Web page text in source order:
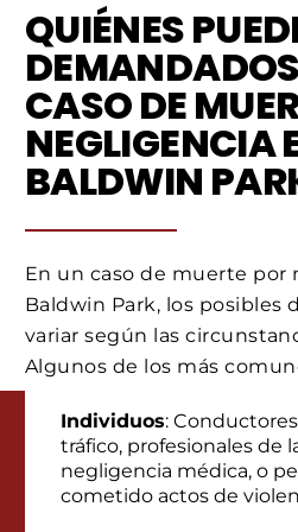
QUIÉNES
CASO DE
NEGLIGENCIA
BALDWIN
En un caso de muerte por
Baldwin Park, los posibles
variar según las
Algunos de los más
Individuos:
tráfico, profesionales de
negligencia médica, o
cometido actos de